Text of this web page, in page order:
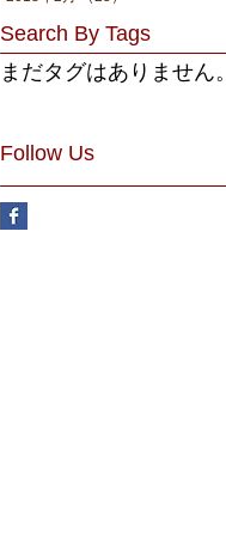
Search By Tags
まだタグはありません。
Follow Us